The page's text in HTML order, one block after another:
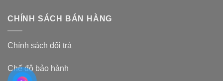
CHÍNH SÁCH BÁN HÀNG
Chính sách đổi trả
Chế độ bảo hành